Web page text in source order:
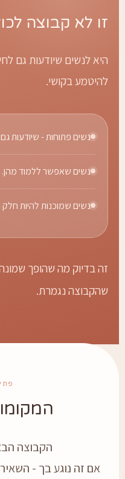
לא קבוצה לכולן
לנשים שיודעות גם
בקושי.
נשים פתוחות - שיודעות גם
נשים שאפשר ללמוד מהן.
נשים שמוכנות להיות חלק -
בדיוק מה שהופך שמונה
נגמרת.
פתיחה
הקבוצה הבאה
אם זה נוגע בך - השאירי